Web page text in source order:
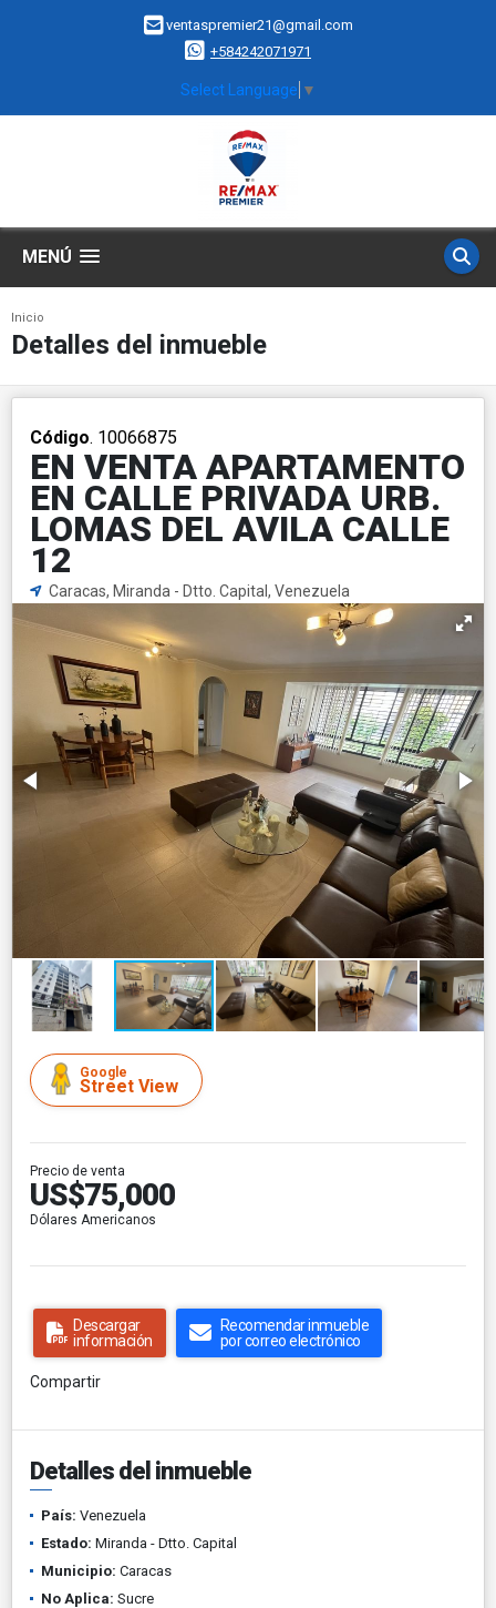
ventaspremier21@gmail.com
+584242071971
Select Language ▼
MENÚ
Inicio
Detalles del inmueble
Código. 10066875
EN VENTA APARTAMENTO
EN CALLE PRIVADA URB.
LOMAS DEL AVILA CALLE
12
Caracas, Miranda - Dtto. Capital, Venezuela
Google
Street View
Precio de venta
US$75,000
Dólares Americanos
Descargar
información
Recomendar inmueble
por correo electrónico
Compartir
Detalles del inmueble
País: Venezuela
Estado: Miranda - Dtto. Capital
Municipio: Caracas
No Aplica: Sucre